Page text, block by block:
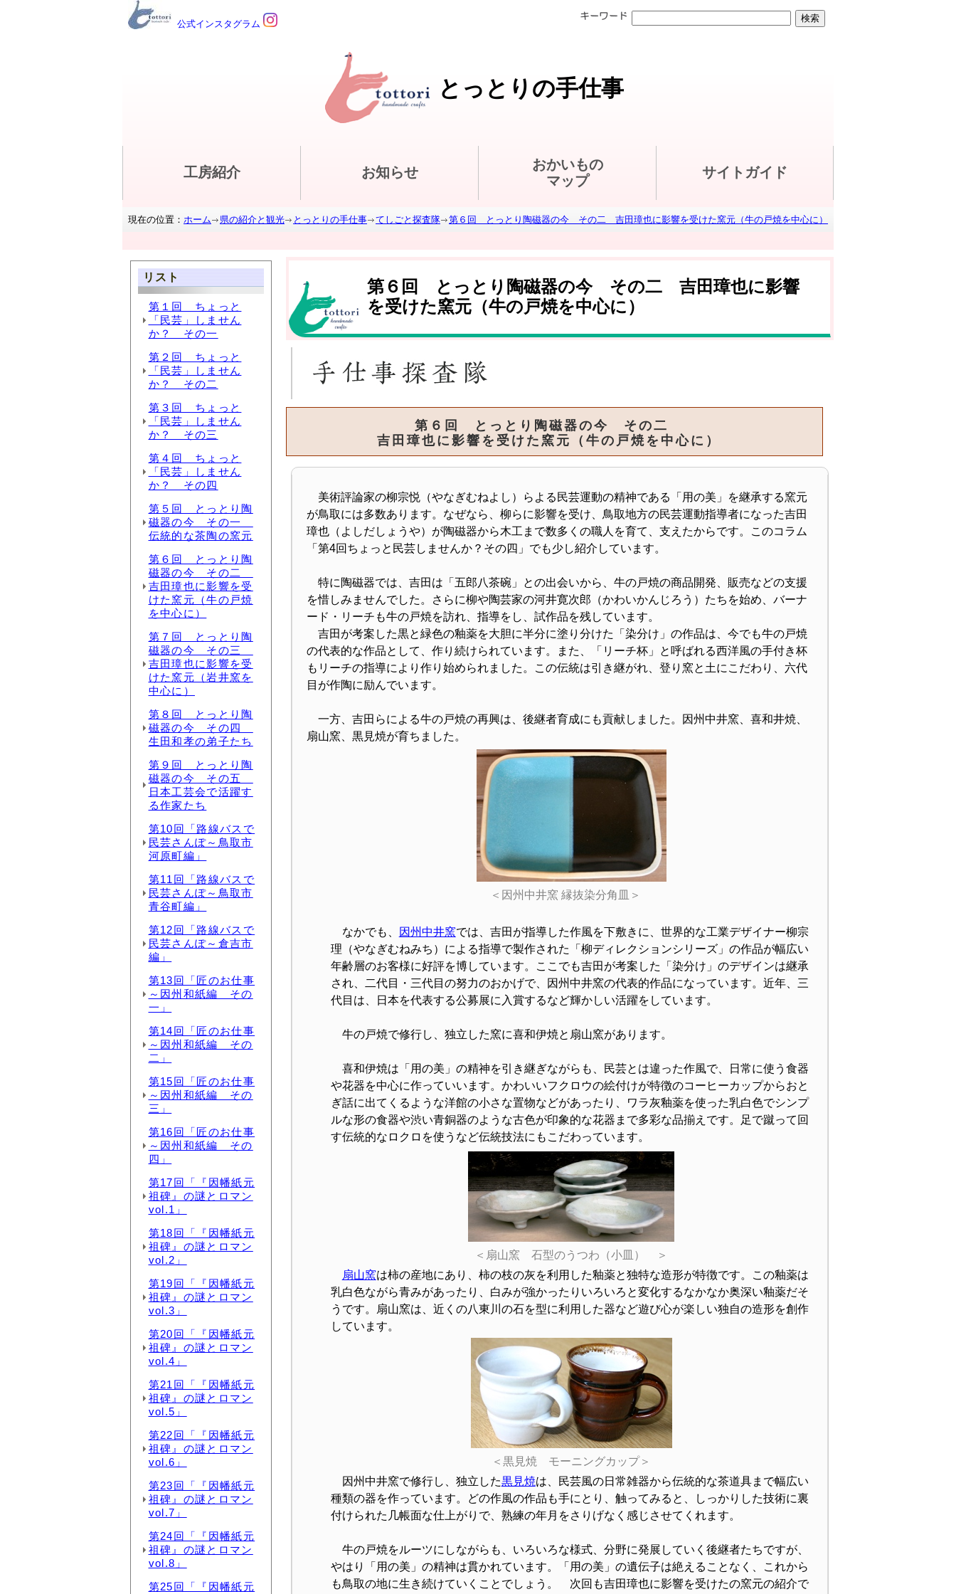
公式インスタグラム
とっとりの手仕事
工房紹介 お知らせ
おかいもの
マップ
サイトガイド
現在の位置： ホーム 県の紹介と観光 とっとりの手仕事 てしごと探査隊 第６回 とっとり陶磁器の今 その二 吉田璋也に影響を受けた窯元（牛の戸焼を中心に）
リスト
第１回 ちょっと
「民芸」しません
か？ その一
第２回 ちょっと
「民芸」しません
か？ その二
第３回 ちょっと
「民芸」しません
か？ その三
第４回 ちょっと
「民芸」しません
か？ その四
第５回 とっとり陶
磁器の今 その一
伝統的な茶陶の窯元
第６回 とっとり陶
磁器の今 その二
吉田璋也に影響を受
けた窯元（牛の戸焼
を中心に）
第７回 とっとり陶
磁器の今 その三
吉田璋也に影響を受
けた窯元（岩井窯を
中心に）
第８回 とっとり陶
磁器の今 その四
生田和孝の弟子たち
第９回 とっとり陶
磁器の今 その五
日本工芸会で活躍す
る作家たち
第10回「路線バスで
民芸さんぽ～鳥取市
河原町編」
第11回「路線バスで
民芸さんぽ～鳥取市
青谷町編」
第12回「路線バスで
民芸さんぽ～倉吉市
編」
第13回「匠のお仕事
～因州和紙編 その
一」
第14回「匠のお仕事
～因州和紙編 その
二」
第15回「匠のお仕事
～因州和紙編 その
三」
第16回「匠のお仕事
～因州和紙編 その
四」
第17回「『因幡紙元
祖碑』の謎とロマン
vol.1」
第18回「『因幡紙元
祖碑』の謎とロマン
vol.2」
第19回「『因幡紙元
祖碑』の謎とロマン
vol.3」
第20回「『因幡紙元
祖碑』の謎とロマン
vol.4」
第21回「『因幡紙元
祖碑』の謎とロマン
vol.5」
第22回「『因幡紙元
祖碑』の謎とロマン
vol.6」
第23回「『因幡紙元
祖碑』の謎とロマン
vol.7」
第24回「『因幡紙元
祖碑』の謎とロマン
vol.8」
第25回「『因幡紙元
第６回 とっとり陶磁器の今 その二 吉田璋也に影響
を受けた窯元（牛の戸焼を中心に）
第６回 とっとり陶磁器の今 その二
吉田璋也に影響を受けた窯元（牛の戸焼を中心に）
美術評論家の柳宗悦（やなぎむねよし）らよる民芸運動の精神である「用の美」を継承する窯元
が鳥取には多数あります。なぜなら、柳らに影響を受け、鳥取地方の民芸運動指導者になった吉田
璋也（よしだしょうや）が陶磁器から木工まで数多くの職人を育て、支えたからです。このコラム
「第4回ちょっと民芸しませんか？その四」でも少し紹介しています。
特に陶磁器では、吉田は「五郎八茶碗」との出会いから、牛の戸焼の商品開発、販売などの支援
を惜しみませんでした。さらに柳や陶芸家の河井寛次郎（かわいかんじろう）たちを始め、バーナ
ード・リーチも牛の戸焼を訪れ、指導をし、試作品を残しています。
吉田が考案した黒と緑色の釉薬を大胆に半分に塗り分けた「染分け」の作品は、今でも牛の戸焼
の代表的な作品として、作り続けられています。また、「リーチ杯」と呼ばれる西洋風の手付き杯
もリーチの指導により作り始められました。この伝統は引き継がれ、登り窯と土にこだわり、六代
目が作陶に励んでいます。
一方、吉田らによる牛の戸焼の再興は、後継者育成にも貢献しました。因州中井窯、喜和井焼、
扇山窯、黒見焼が育ちました。
＜因州中井窯 縁抜染分角皿＞
なかでも、 因州中井窯では、吉田が指導した作風を下敷きに、世界的な工業デザイナー柳宗
理（やなぎむねみち）による指導で製作された「柳ディレクションシリーズ」の作品が幅広い
年齢層のお客様に好評を博しています。ここでも吉田が考案した「染分け」のデザインは継承
され、二代目・三代目の努力のおかげで、因州中井窯の代表的作品になっています。近年、三
代目は、日本を代表する公募展に入賞するなど輝かしい活躍をしています。
牛の戸焼で修行し、独立した窯に喜和伊焼と扇山窯があります。
喜和伊焼は「用の美」の精神を引き継ぎながらも、民芸とは違った作風で、日常に使う食器
や花器を中心に作っていいます。かわいいフクロウの絵付けが特徴のコーヒーカップからおと
ぎ話に出てくるような洋館の小さな置物などがあったり、ワラ灰釉薬を使った乳白色でシンプ
ルな形の食器や渋い青銅器のような古色が印象的な花器まで多彩な品揃えです。足で蹴って回
す伝統的なロクロを使うなど伝統技法にもこだわっています。
＜扇山窯 石型のうつわ（小皿） ＞
扇山窯は柿の産地にあり、柿の枝の灰を利用した釉薬と独特な造形が特徴です。この釉薬は
乳白色ながら青みがあったり、白みが強かったりいろいろと変化するなかなか奥深い釉薬だそ
うです。扇山窯は、近くの八東川の石を型に利用した器など遊び心が楽しい独自の造形を創作
しています。
＜黒見焼 モーニングカップ＞
因州中井窯で修行し、独立した黒見焼は、民芸風の日常雑器から伝統的な茶道具まで幅広い
種類の器を作っています。どの作風の作品も手にとり、触ってみると、しっかりした技術に裏
付けられた几帳面な仕上がりで、熟練の年月をさりげなく感じさせてくれます。
牛の戸焼をルーツにしながらも、いろいろな様式、分野に発展していく後継者たちですが、
やはり「用の美」の精神は貫かれています。「用の美」の遺伝子は絶えることなく、これから
も鳥取の地に生き続けていくことでしょう。 次回も吉田璋也に影響を受けたの窯元の紹介で